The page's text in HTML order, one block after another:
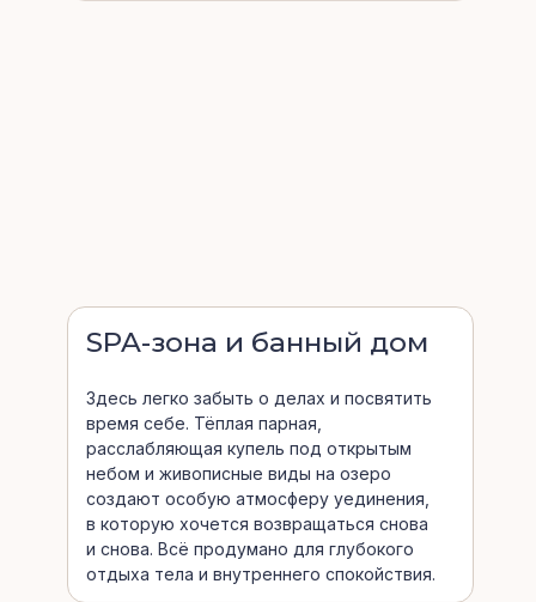
SPA-зона и банный дом
Здесь легко забыть о делах и посвятить
время себе. Тёплая парная,
расслабляющая купель под открытым
небом и живописные виды на озеро
создают особую атмосферу уединения,
в которую хочется возвращаться снова
и снова. Всё продумано для глубокого
отдыха тела и внутреннего спокойствия.